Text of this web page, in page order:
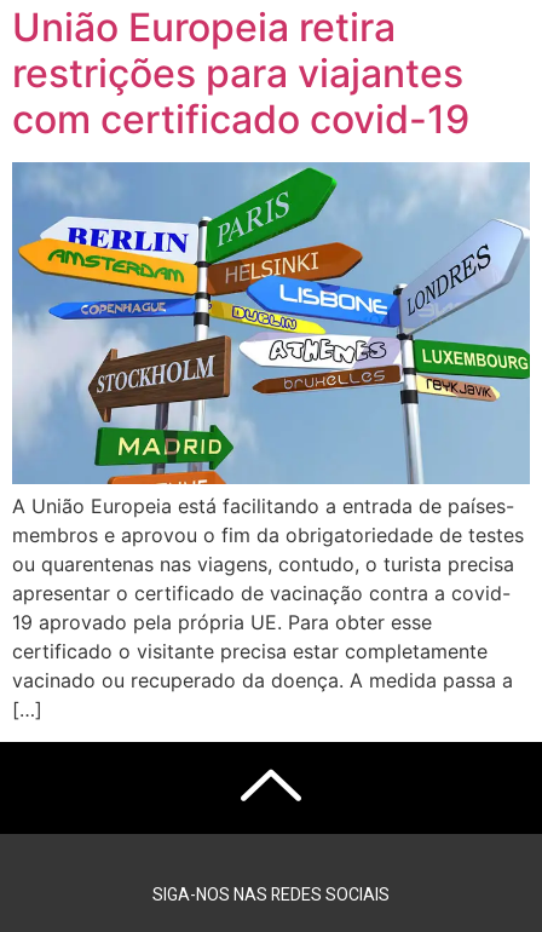
União Europeia retira
restrições para viajantes
com certificado covid-19
A União Europeia está facilitando a entrada de países-
membros e aprovou o fim da obrigatoriedade de testes
ou quarentenas nas viagens, contudo, o turista precisa
apresentar o certificado de vacinação contra a covid-
19 aprovado pela própria UE. Para obter esse
certificado o visitante precisa estar completamente
vacinado ou recuperado da doença. A medida passa a
[…]
SIGA-NOS NAS REDES SOCIAIS